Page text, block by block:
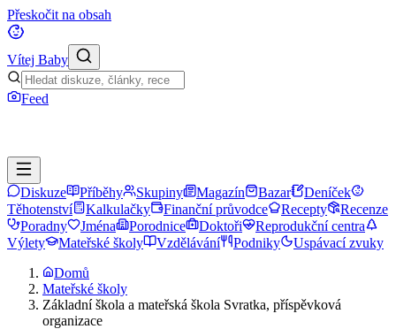
Přeskočit na obsah
Vítej Baby
Feed
Diskuze Příběhy Skupiny Magazín Bazar
Deníček
Těhotenství
Kalkulačky Finanční průvodce Recepty
Recenze
Poradny
Jména Porodnice Doktoři
Reprodukční centra
Výlety
Mateřské školy Vzdělávání Podniky
Uspávací zvuky
Domů
Mateřské školy
Základní škola a mateřská škola Svratka, příspěvková
organizace